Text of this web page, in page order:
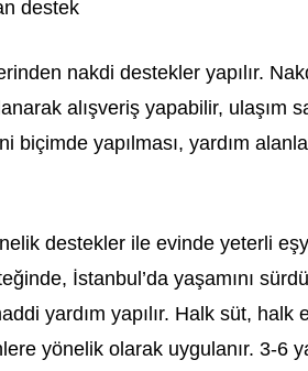
destek
nakdi destekler yapılır.
alışveriş yapabilir, ulaşım
biçimde yapılması, yardım
destekler ile evinde yeterli
İstanbul’da yaşamını
yardım yapılır. Halk süt,
yönelik olarak uygulanır. 3-6